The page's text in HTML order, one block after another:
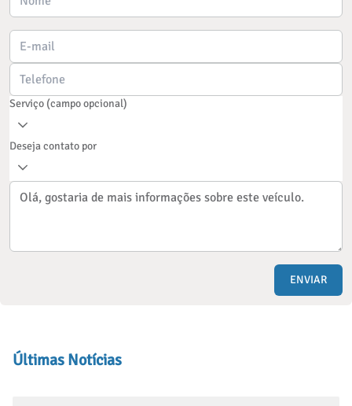
Serviço (campo opcional)
Deseja contato por
ENVIAR
Últimas Notícias